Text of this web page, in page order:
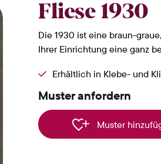
Fliese 1930
Die 1930 ist eine braun-
Ihrer Einrichtung eine ganz
Erhältlich in Klebe- und
Muster anfordern
Muster